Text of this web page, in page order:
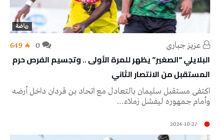
رياضة
عزيز جباري 649
البلايلي “الصغير” يظهر للمرة الأولى .. وتجسيم الفرص حرم
المستقبل من الانتصار الثاني
اكتفى مستقبل سليمان بالتعادل مع اتحاد بن قردان داخل أرضه
وأمام جمهوره ليفشل زملاء…
2024-10-27